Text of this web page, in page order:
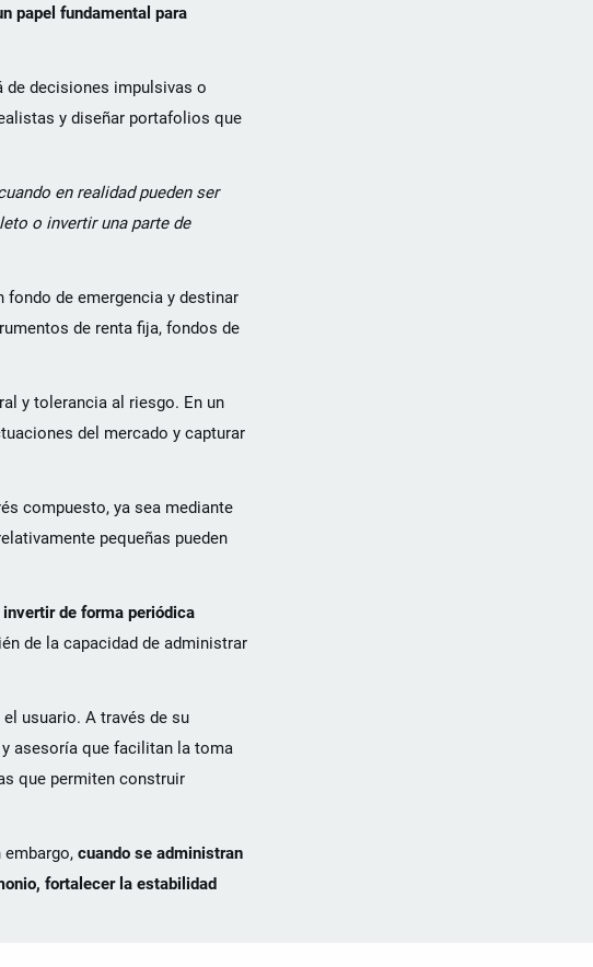
papel fundamental para
de decisiones impulsivas o
y diseñar portafolios que
en realidad pueden ser
o invertir una parte de
de emergencia y destinar
de renta fija, fondos de
y tolerancia al riesgo. En un
del mercado y capturar
compuesto, ya sea mediante
pequeñas pueden
de forma periódica
de la capacidad de administrar
usuario. A través de su
asesoría que facilitan la toma
que permiten construir
cuando se administran
fortalecer la estabilidad